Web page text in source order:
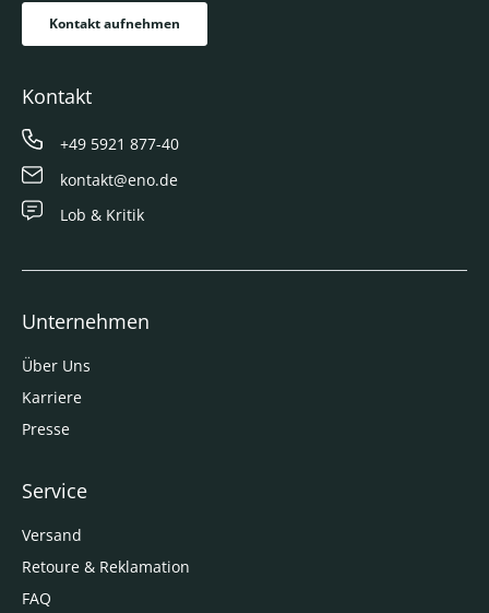
Kontakt aufnehmen
Kontakt
+49 5921 877-40
kontakt@eno.de
Lob & Kritik
Unternehmen
Über Uns
Karriere
Presse
Service
Versand
Retoure & Reklamation
FAQ